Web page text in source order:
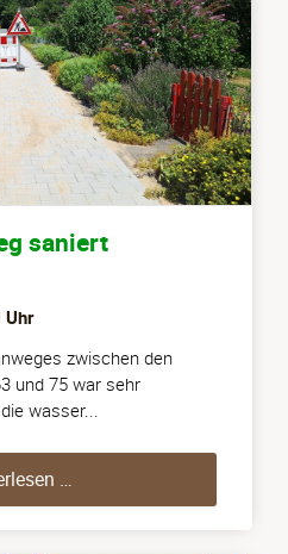
saniert
Uhr
zwischen den
und 75 war sehr
wasser...
…